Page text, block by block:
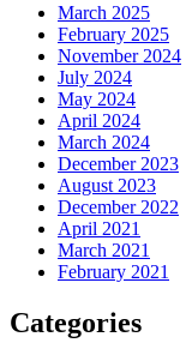
March 2025
February 2025
November 2024
July 2024
May 2024
April 2024
March 2024
December 2023
August 2023
December 2022
April 2021
March 2021
February 2021
Categories